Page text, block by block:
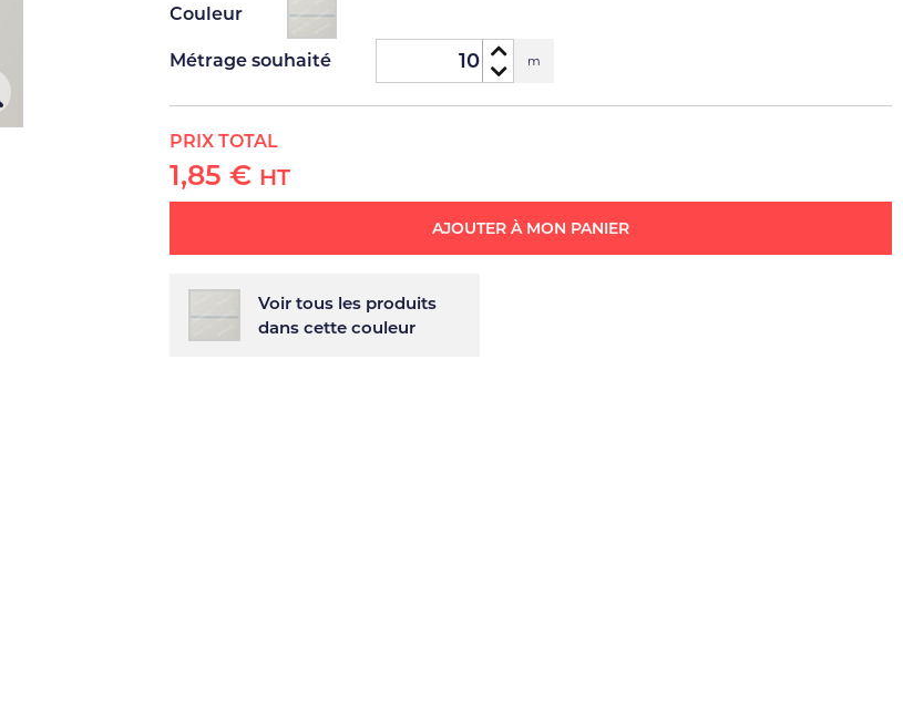
Couleur
Métrage souhaité m
PRIX TOTAL
1,85 € HT
AJOUTER À MON PANIER
Voir tous les produits
dans cette couleur